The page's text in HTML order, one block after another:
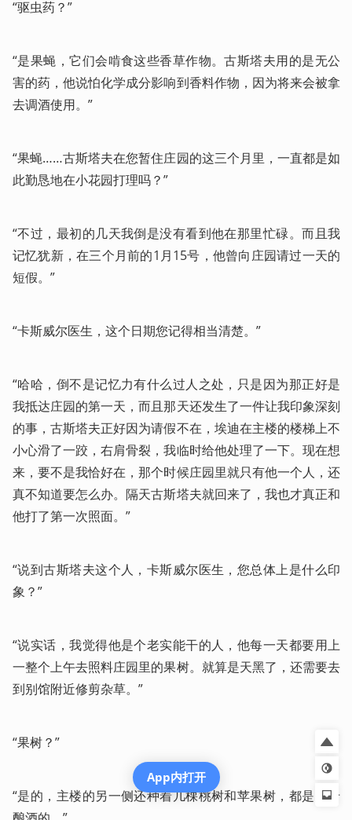
“驱虫药？”
“是果蝇，它们会啃食这些香草作物。古斯塔夫用的是无公
害的药，他说怕化学成分影响到香料作物，因为将来会被拿
去调酒使用。”
“果蝇……古斯塔夫在您暂住庄园的这三个月里，一直都是如
此勤恳地在小花园打理吗？”
“不过，最初的几天我倒是没有看到他在那里忙碌。而且我
记忆犹新，在三个月前的1月15号，他曾向庄园请过一天的
短假。”
“卡斯威尔医生，这个日期您记得相当清楚。”
“哈哈，倒不是记忆力有什么过人之处，只是因为那正好是
我抵达庄园的第一天，而且那天还发生了一件让我印象深刻
的事，古斯塔夫正好因为请假不在，埃迪在主楼的楼梯上不
小心滑了一跤，右肩骨裂，我临时给他处理了一下。现在想
来，要不是我恰好在，那个时候庄园里就只有他一个人，还
真不知道要怎么办。隔天古斯塔夫就回来了，我也才真正和
他打了第一次照面。”
“说到古斯塔夫这个人，卡斯威尔医生，您总体上是什么印
象？”
“说实话，我觉得他是个老实能干的人，他每一天都要用上
一整个上午去照料庄园里的果树。就算是天黑了，还需要去
到别馆附近修剪杂草。”
“果树？”
“是的，主楼的另一侧还种着几棵桃树和苹果树，都是用于
App内打开